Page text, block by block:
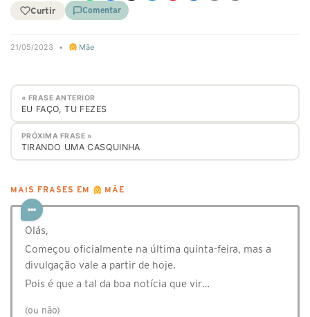
Curtir Comentar
21/05/2023 • Mãe
« FRASE ANTERIOR
EU FAÇO, TU FEZES
PRÓXIMA FRASE »
TIRANDO UMA CASQUINHA
MAIS FRASES EM MÃE
Olás,
Começou oficialmente na última quinta-feira, mas a
divulgação vale a partir de hoje.
Pois é que a tal da boa notícia que vir…
(ou não)